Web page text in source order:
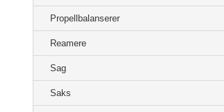
Propellbalanserer
Reamere
Sag
Saks